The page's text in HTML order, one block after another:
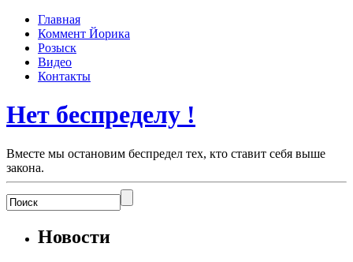
Главная
Коммент Йорика
Розыск
Видео
Контакты
Нет беспределу !
Вместе мы остановим беспредел тех, кто ставит себя выше
закона.
Новости